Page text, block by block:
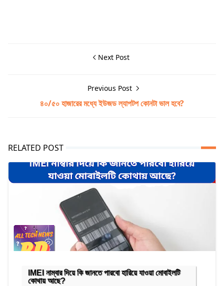
Next Post
Previous Post
৪০/৫০ হাজারের মধ্যে ইউজড ল্যাপটপ কোনটা ভাল হবে?
RELATED POST
IMEI নাম্বার দিয়ে কি জানতে পারবো হারিয়ে যাওয়া মোবাইলটি
কোথায় আছে?